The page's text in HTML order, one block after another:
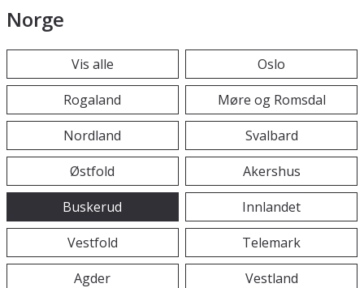
Norge
Vis alle
Oslo
Rogaland
Møre og Romsdal
Nordland
Svalbard
Østfold
Akershus
Buskerud
Innlandet
Vestfold
Telemark
Agder
Vestland